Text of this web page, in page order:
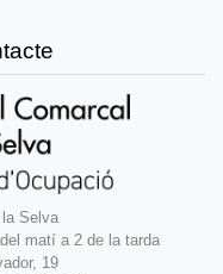
Selva
matí a 2 de la tarda
19